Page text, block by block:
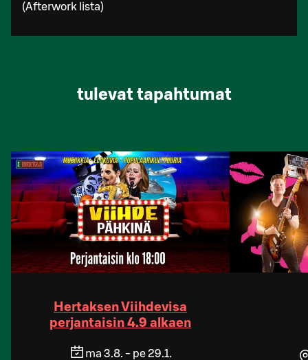
(Afterwork lista)
tulevat tapahtumat
Hertaksen Viihdevisa
perjantaisin 4.9 alkaen
ma 3.8. - pe 29.1.